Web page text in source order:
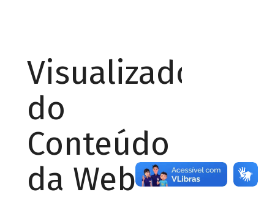
Visualizador
do
Conteúdo
da Web